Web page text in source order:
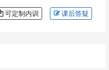
可定制内训 课后答疑